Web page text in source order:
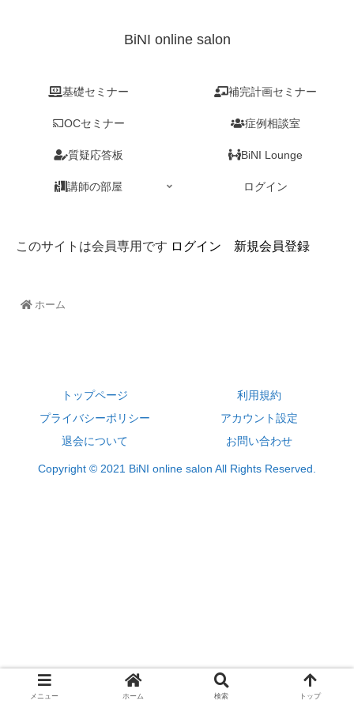
BiNI online salon
基礎セミナー 補完計画セミナー
OCセミナー 症例相談室
質疑応答板 BiNI Lounge
講師の部屋 ログイン
このサイトは会員専用です ログイン 新規会員登録
ホーム
トップページ
利用規約
プライバシーポリシー
アカウント設定
退会について
お問い合わせ
Copyright © 2021 BiNI online salon All Rights Reserved.
メニュー ホーム 検索 トップ